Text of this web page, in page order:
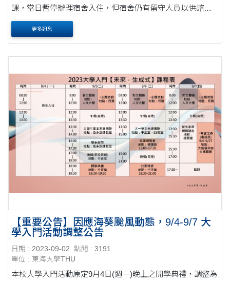
課，當日暫停辦理宿舍入住，但宿舍仍有留守人員以供諮詢
並提供協助。 ★ 未於9/4(一)進住之住宿生仍可在9/5(二)～
9/10(日)入住，但依據中央氣象局颱....
更多訊息
【重要公告】因應海葵颱風動態，9/4-9/7 大
學入門活動調整公告
日期 : 2023-09-02
點閱 : 3191
單位 : 東海大學THU
本校大學入門活動原定9月4日(週一)晚上之開學典禮，調整為